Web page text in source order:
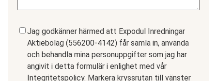
Samtycke(Obligatoriskt)
Jag godkänner härmed att Expodul Inredningar
Aktiebolag (556200-4142) får samla in, använda
och behandla mina personuppgifter som jag har
angivit i detta formulär i enlighet med vår
Integritetspolicy. Markera kryssrutan till vänster